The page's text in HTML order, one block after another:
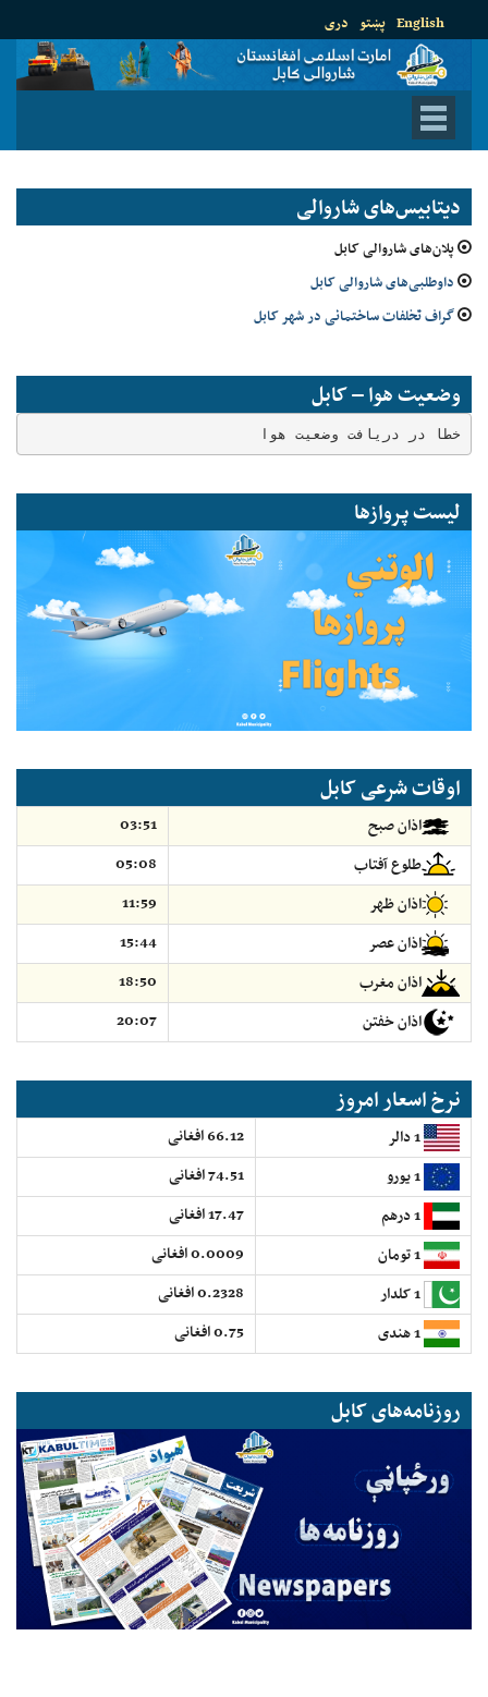
دری پښتو English
دیتابیس‌های شاروالی
پلان‌های شاروالی کابل
داوطلبی‌های شاروالی کابل
گراف تخلفات ساختمانی در شهر کابل
وضعیت هوا – کابل
خطا در دریافت وضعیت هوا
لیست پروازها
اوقات شرعی کابل
اذان صبح
03:51
طلوع آفتاب
05:08
اذان ظهر
11:59
اذان عصر
15:44
اذان مغرب
18:50
اذان خفتن
20:07
نرخ اسعار امروز
66.12 افغانی
74.51 افغانی
17.47 افغانی
0.0009 افغانی
0.2328 افغانی
0.75 افغانی
روزنامه‌های کابل